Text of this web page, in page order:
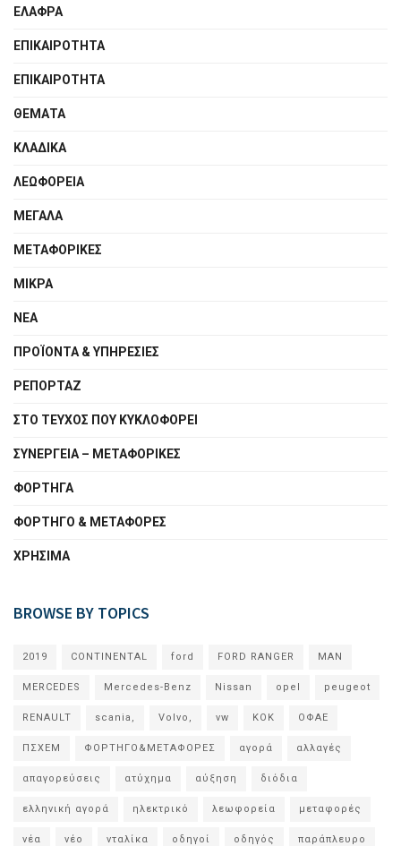
ΕΛΑΦΡΑ
ΕΠΙΚΑΙΡΟΤΗΤΑ
ΕΠΙΚΑΙΡΟΤΗΤΑ
ΘΕΜΑΤΑ
ΚΛΑΔΙΚΑ
ΛΕΩΦΟΡΕΙΑ
ΜΕΓΑΛΑ
ΜΕΤΑΦΟΡΙΚΕΣ
ΜΙΚΡΑ
ΝΕΑ
ΠΡΟΪΟΝΤΑ & ΥΠΗΡΕΣΙΕΣ
ΡΕΠΟΡΤΑΖ
ΣΤΟ ΤΕΥΧΟΣ ΠΟΥ ΚΥΚΛΟΦΟΡΕΙ
ΣΥΝΕΡΓΕΙΑ – MEΤΑΦΟΡΙΚΕΣ
ΦΟΡΤΗΓΑ
ΦΟΡΤΗΓΟ & ΜΕΤΑΦΟΡΕΣ
ΧΡΗΣΙΜΑ
BROWSE BY TOPICS
2019 CONTINENTAL ford FORD RANGER MAN
MERCEDES Mercedes-Benz Nissan opel peugeot
RENAULT scania, Volvo, vw ΚΟΚ ΟΦΑΕ
ΠΣΧΕΜ ΦΟΡΤΗΓΟ&ΜΕΤΑΦΟΡΕΣ αγορά αλλαγές
απαγορεύσεις ατύχημα αύξηση διόδια
ελληνική αγορά ηλεκτρικό λεωφορεία μεταφορές
νέα νέο νταλίκα οδηγοί οδηγός παράπλευρο